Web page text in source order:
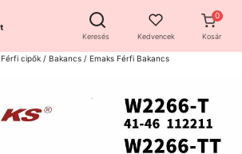
Keresés Kedvencek Kosár
Férfi cipők/ Bakancs/ Emaks Férfi Bakancs